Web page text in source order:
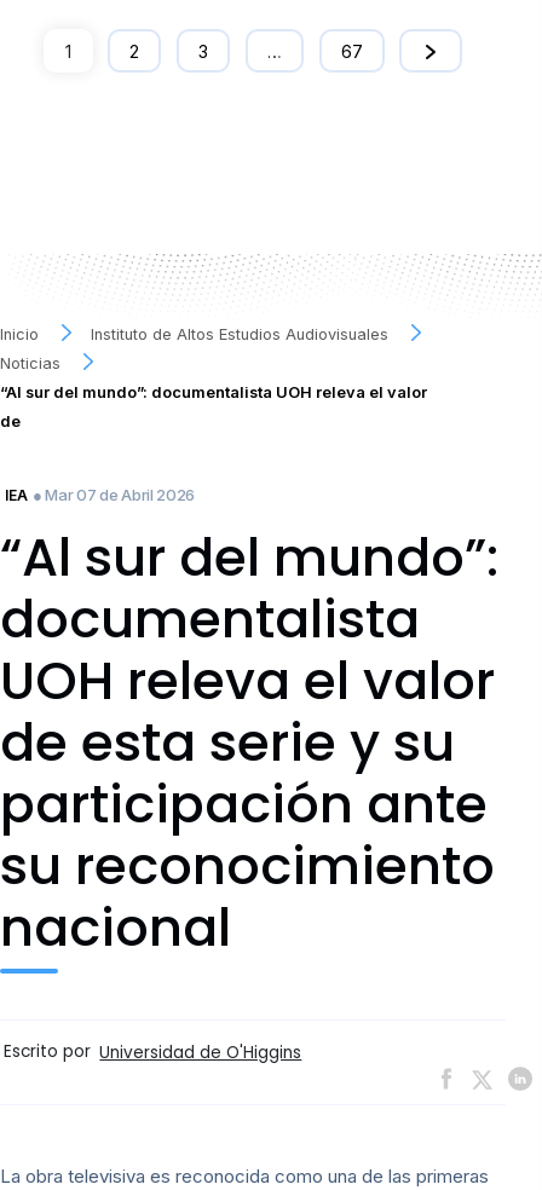
1 2 3 … 67
Inicio
Instituto de Altos Estudios Audiovisuales
Noticias
“Al sur del mundo”: documentalista UOH releva el valor
de
IEA ● Mar 07 de Abril 2026
“Al sur del mundo”:
documentalista
UOH releva el valor
de esta serie y su
participación ante
su reconocimiento
nacional
Escrito por Universidad de O'Higgins
La obra televisiva es reconocida como una de las primeras